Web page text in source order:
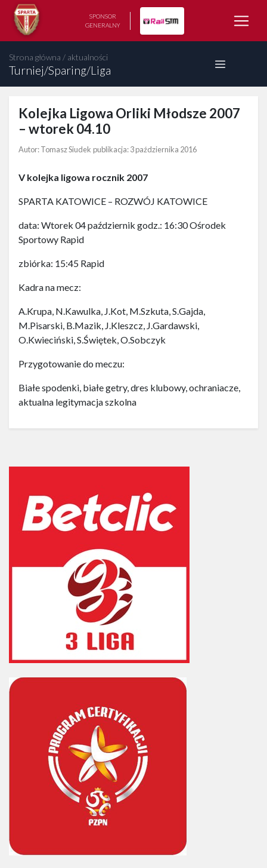
SPONSOR
GENERALNY
Strona główna / aktualności
Turniej/Sparing/Liga
Kolejka Ligowa Orliki Młodsze 2007
– wtorek 04.10
Autor: Tomasz Siudek publikacja:3 października 2016
V kolejka ligowa rocznik 2007
SPARTA KATOWICE – ROZWÓJ KATOWICE
data: Wtorek 04 październik godz.: 16:30 Ośrodek
Sportowy Rapid
zbiórka: 15:45 Rapid
Kadra na mecz:
A.Krupa, N.Kawulka, J.Kot, M.Szkuta, S.Gajda,
M.Pisarski, B.Mazik, J.Kleszcz, J.Gardawski,
O.Kwieciński, S.Świętek, O.Sobczyk
Przygotowanie do meczu:
Białe spodenki, białe getry, dres klubowy, ochraniacze,
aktualna legitymacja szkolna